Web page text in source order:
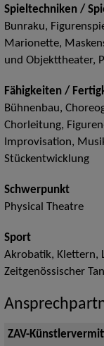
Spieltechniken /
Bunraku,
Marionette,
und Objekttheater,
Fähigkeiten /
Bühnenbau,
Chorleitung,
Improvisation,
Stückentwicklung
Schwerpunkt
Physical Theatre
Sport
Akrobatik, Klettern,
Zeitgenössischer
ZAV-